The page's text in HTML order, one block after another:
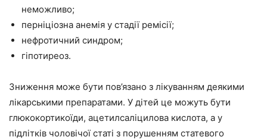
неможливо;
перніціозна анемія у стадії ремісії;
нефротичний синдром;
гіпотиреоз.
Зниження може бути пов’язано з лікуванням деякими
лікарськими препаратами. У дітей це можуть бути
глюкокортикоїди, ацетилсаліцилова кислота, а у
підлітків чоловічої статі з порушенням статевого